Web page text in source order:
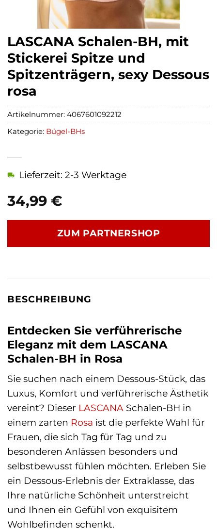
LASCANA Schalen-BH, mit
Stickerei Spitze und
Spitzenträgern, sexy Dessous
rosa
34,99 €
Lieferzeit: 2-3 Werktage
ZUM PARTNERSHOP
Artikelnummer: 4067601092212
Kategorie: Bügel-BHs
BESCHREIBUNG
Entdecken Sie verführerische
Eleganz mit dem LASCANA
Schalen-BH in Rosa
Sie suchen nach einem Dessous-Stück, das
Luxus, Komfort und verführerische Ästhetik
vereint? Dieser LASCANA Schalen-BH in
einem zarten Rosa ist die perfekte Wahl für
Frauen, die sich Tag für Tag und zu
besonderen Anlässen besonders und
selbstbewusst fühlen möchten. Erleben Sie
ein Dessous-Erlebnis der Extraklasse, das
Ihre natürliche Schönheit unterstreicht
und Ihnen ein Gefühl von exquisitem
Wohlbefinden schenkt.